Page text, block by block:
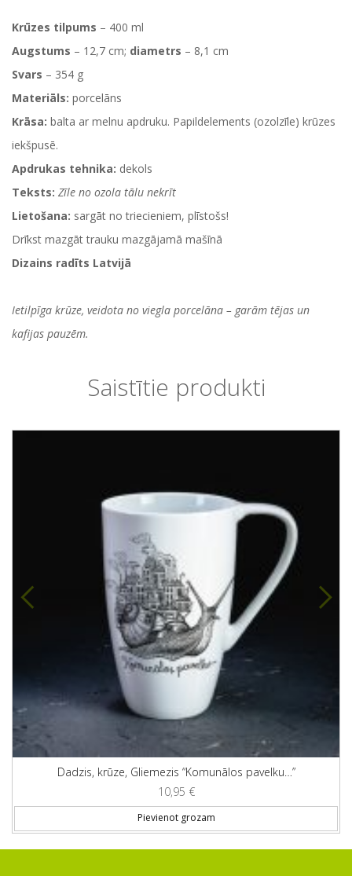
Krūzes tilpums – 400 ml
Augstums – 12,7 cm; diametrs – 8,1 cm
Svars – 354 g
Materiāls: porcelāns
Krāsa: balta ar melnu apdruku. Papildelements (ozolzīle) krūzes
iekšpusē.
Apdrukas tehnika: dekols
Teksts: Zīle no ozola tālu nekrīt
Lietošana: sargāt no triecieniem, plīstošs!
Drīkst mazgāt trauku mazgājamā mašīnā
Dizains radīts Latvijā
Ietilpīga krūze, veidota no viegla porcelāna – garām tējas un
kafijas pauzēm.
Saistītie produkti
Dadzis, krūze, Gliemezis “Komunālos pavelku…”
10,95 €
Pievienot grozam